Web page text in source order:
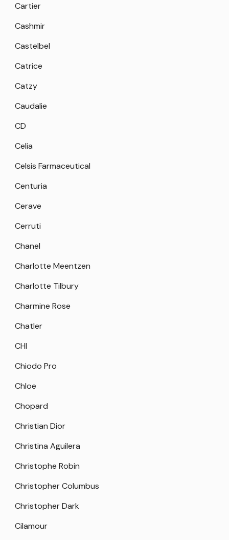
Cartier
Cashmir
Castelbel
Catrice
Catzy
Caudalie
CD
Celia
Celsis Farmaceutical
Centuria
Cerave
Cerruti
Chanel
Charlotte Meentzen
Charlotte Tilbury
Charmine Rose
Chatler
CHI
Chiodo Pro
Chloe
Chopard
Christian Dior
Christina Aguilera
Christophe Robin
Christopher Columbus
Christopher Dark
Cilamour